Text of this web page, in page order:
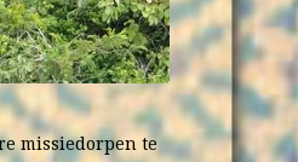
missiedorpen te